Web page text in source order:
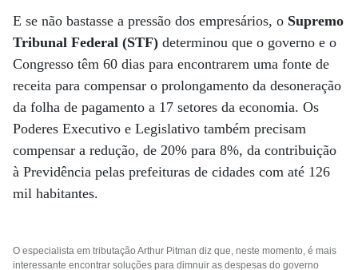
E se não bastasse a pressão dos empresários, o Supremo
Tribunal Federal (STF) determinou que o governo e o
Congresso têm 60 dias para encontrarem uma fonte de
receita para compensar o prolongamento da desoneração
da folha de pagamento a 17 setores da economia. Os
Poderes Executivo e Legislativo também precisam
compensar a redução, de 20% para 8%, da contribuição
à Previdência pelas prefeituras de cidades com até 126
mil habitantes.
O especialista em tributação Arthur Pitman diz que, neste momento, é mais
interessante encontrar soluções para dimnuir as despesas do governo